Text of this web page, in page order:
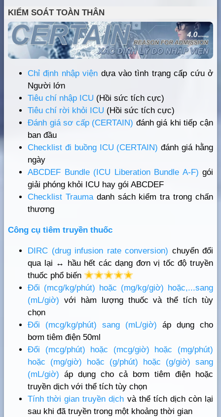
KIỂM SOÁT TOÀN THÂN
Chỉ định nhập viện dựa vào tình trạng cấp cứu ở
Người lớn
Tiêu chí nhập ICU (Hồi sức tích cực)
Tiêu chí rời khỏi ICU (Hồi sức tích cực)
Đánh giá sơ cấp (CERTAIN) đánh giá khi tiếp cận
ban đầu
Checklist đi buồng ICU (CERTAIN) đánh giá hằng
ngày
ABCDEF Bundle (ICU Liberation Bundle A-F) gói
giải phóng khỏi ICU hay gói ABCDEF
Checklist Traumadanh sách kiểm tra trong chấn
thương
Công cụ tiêm truyền thuốc
DIRC (drug infusion rate conversion) chuyển đổi
qua lại ↔ hầu hết các dạng đơn vị tốc độ truyền
thuốc phổ biến
Đổi (mcg/kg/phút) hoặc (mg/kg/giờ) hoặc,...sang
(mL/giờ) với hàm lượng thuốc và thể tích tùy
chọn
Đổi (mcg/kg/phút) sang (mL/giờ) áp dụng cho
bơm tiêm điện 50ml
Đổi (mcg/phút) hoặc (mcg/giờ) hoặc (mg/phút)
hoặc (mg/giờ) hoặc (g/phút) hoặc (g/giờ) sang
(mL/giờ) áp dụng cho cả bơm tiêm điện hoặc
truyền dịch với thể tích tùy chọn
Tính thời gian truyền dịch và thể tích dịch còn lại
sau khi đã truyền trong một khoảng thời gian